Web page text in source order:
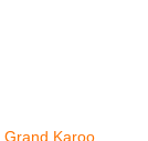
Grand Karoo